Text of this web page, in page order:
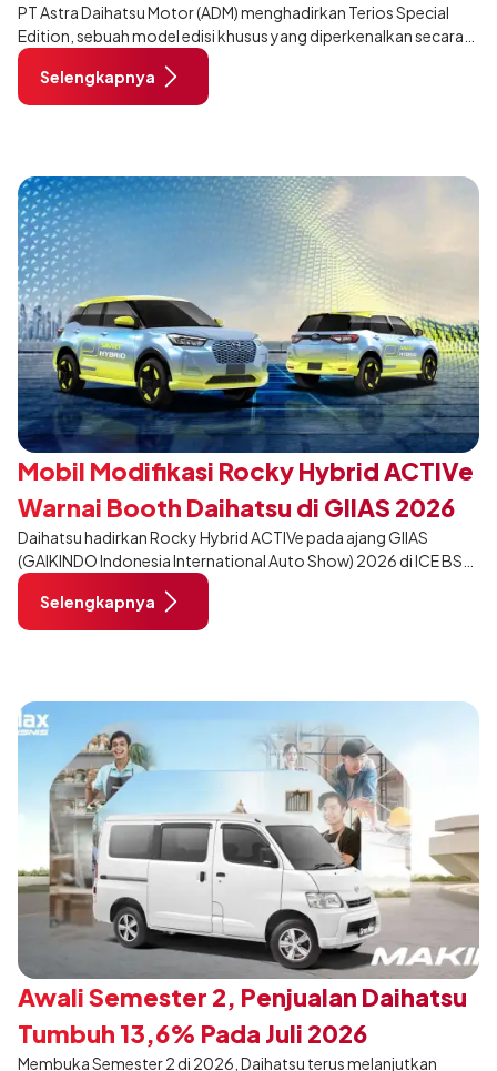
2026
PT Astra Daihatsu Motor (ADM) menghadirkan Terios Special
Edition, sebuah model edisi khusus yang diperkenalkan secara
eksklusif pada ajang Gaikindo Indonesia International Auto
Show (GIIAS) 2026 di ICE BSD City, Tangerang. Dikembangkan
dari varian Terios 1.5 X A/T, model ini menawarkan sentuhan
menjadi ciri khas Terios.
Selengkapnya
Mobil Modifikasi Rocky Hybrid ACTIVe
Warnai Booth Daihatsu di GIIAS 2026
Daihatsu hadirkan Rocky Hybrid ACTIVe pada ajang GIIAS
(GAIKINDO Indonesia International Auto Show) 2026 di ICE BSD
City, Tangerang. Terdapat 2 unit Rocky Hybrid yang
dimodifikasi untuk menghadirkan sarana inspirasi bagi
pengunjung mendukung gaya hidup yang aktif.
Selengkapnya
Awali Semester 2, Penjualan Daihatsu
Tumbuh 13,6% Pada Juli 2026
Membuka Semester 2 di 2026, Daihatsu terus melanjutkan